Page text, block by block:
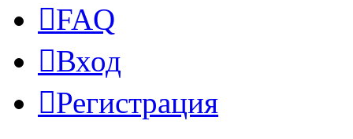
FAQ
Вход
Регистрация